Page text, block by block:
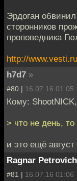
Эрдоган
сторонников
проповедника
http://
h7d7 »
#80 | 16.07.16 01:05
Кому: ShootNICK,
> что не день,
и это ещё
Ragnar Petrovich
#81 | 16.07.16 01:06